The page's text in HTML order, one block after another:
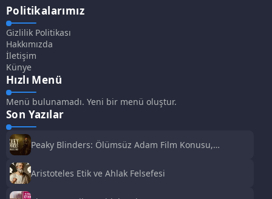
Politikalarımız
Gizlilik Politikası
Hakkımızda
İletişim
Künye
Hızlı Menü
Menü bulunamadı. Yeni bir menü oluştur.
Son Yazılar
Peaky Blinders: Ölümsüz Adam Film Konusu,
Aristoteles Etik ve Ahlak Felsefesi